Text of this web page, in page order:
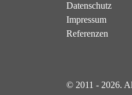
Datenschutz
Impressum
Referenzen
© 2011 - 2026.